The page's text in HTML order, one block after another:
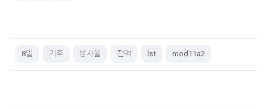
8일 기후 방사율 전역 lst mod11a2